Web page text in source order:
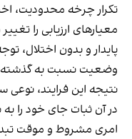
تکرار چرخه محدودیت،
معیارهای ارزیابی را
پایدار و بدون اختلال،
وضعیت نسبت به گذشته
نتیجه این فرایند، نوعی
در آن ثبات جای خود را
امری مشروط و موقت